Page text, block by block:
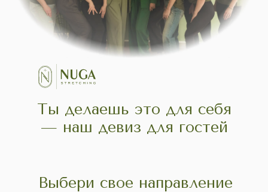
Ты делаешь это для себя
— наш девиз для гостей
Выбери свое направление